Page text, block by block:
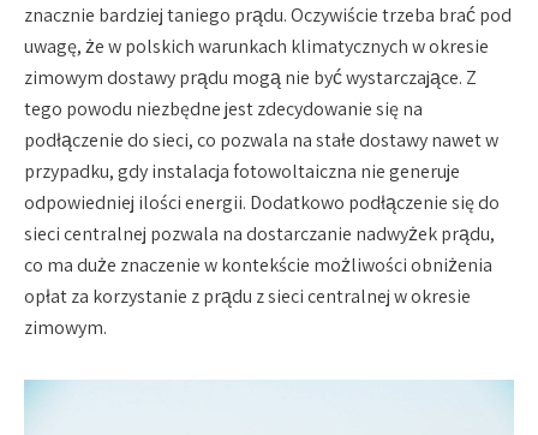
znacznie bardziej taniego prądu. Oczywiście trzeba brać pod
uwagę, że w polskich warunkach klimatycznych w okresie
zimowym dostawy prądu mogą nie być wystarczające. Z
tego powodu niezbędne jest zdecydowanie się na
podłączenie do sieci, co pozwala na stałe dostawy nawet w
przypadku, gdy instalacja fotowoltaiczna nie generuje
odpowiedniej ilości energii. Dodatkowo podłączenie się do
sieci centralnej pozwala na dostarczanie nadwyżek prądu,
co ma duże znaczenie w kontekście możliwości obniżenia
opłat za korzystanie z prądu z sieci centralnej w okresie
zimowym.